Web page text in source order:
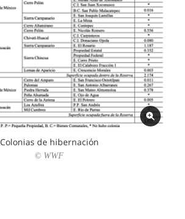
Colonias de hibernación
© WWF